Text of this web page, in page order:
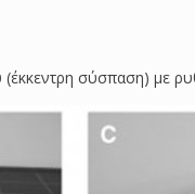
σύσπαση) με